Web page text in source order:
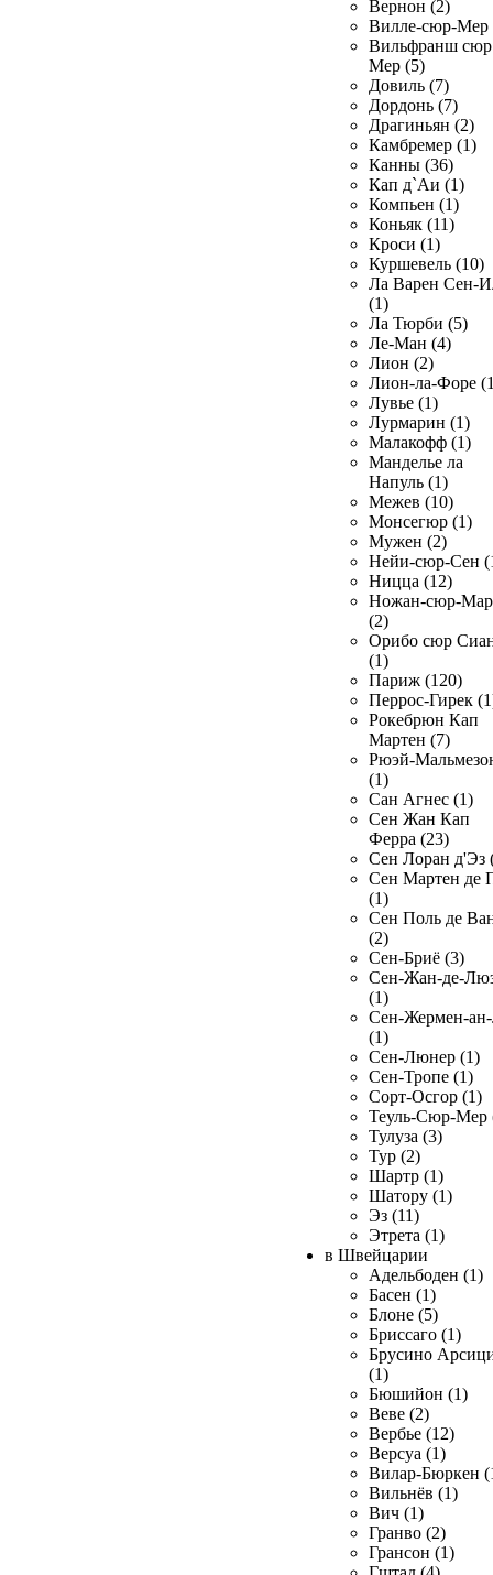
Вернон (2)
Вилле-сюр-Мер
Вильфранш сюр
Мер (5)
Довиль (7)
Дордонь (7)
Драгиньян (2)
Камбремер (1)
Канны (36)
Кап д`Аи (1)
Компьен (1)
Коньяк (11)
Кроси (1)
Куршевель (10)
Ла Варен Сен-
(1)
Ла Тюрби (5)
Ле-Ман (4)
Лион (2)
Лион-ла-Форе
Лувье (1)
Лурмарин (1)
Малакофф (1)
Манделье ла
Напуль (1)
Межев (10)
Монсегюр (1)
Мужен (2)
Нейи-сюр-Сен
Ницца (12)
Ножан-сюр-
(2)
Орибо сюр
(1)
Париж (120)
Перрос-Гирек
Рокебрюн Кап
Мартен (7)
Рюэй-
(1)
Сан Агнес (1)
Сен Жан Кап
Ферра (23)
Сен Лоран д'Эз
Сен Мартен де
(1)
Сен Поль де
(2)
Сен-Бриё (3)
Сен-Жан-де-
(1)
Сен-Жермен-
(1)
Сен-Люнер (1)
Сен-Тропе (1)
Сорт-Осгор (1)
Теуль-Сюр-Мер
Тулуза (3)
Тур (2)
Шартр (1)
Шатору (1)
Эз (11)
Этрета (1)
в Швейцарии
Адельбоден (1)
Басен (1)
Блоне (5)
Бриссаго (1)
Брусино
(1)
Бюшийон (1)
Веве (2)
Вербье (12)
Версуа (1)
Вилар-Бюркен
Вильнёв (1)
Вич (1)
Гранво (2)
Грансон (1)